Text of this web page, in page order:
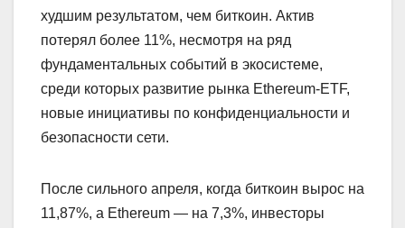
худшим результатом, чем биткоин. Актив
потерял более 11%, несмотря на ряд
фундаментальных событий в экосистеме,
среди которых развитие рынка Ethereum-ETF,
новые инициативы по конфиденциальности и
безопасности сети.
После сильного апреля, когда биткоин вырос на
11,87%, а Ethereum — на 7,3%, инвесторы